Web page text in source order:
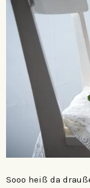
Sooo heiß da